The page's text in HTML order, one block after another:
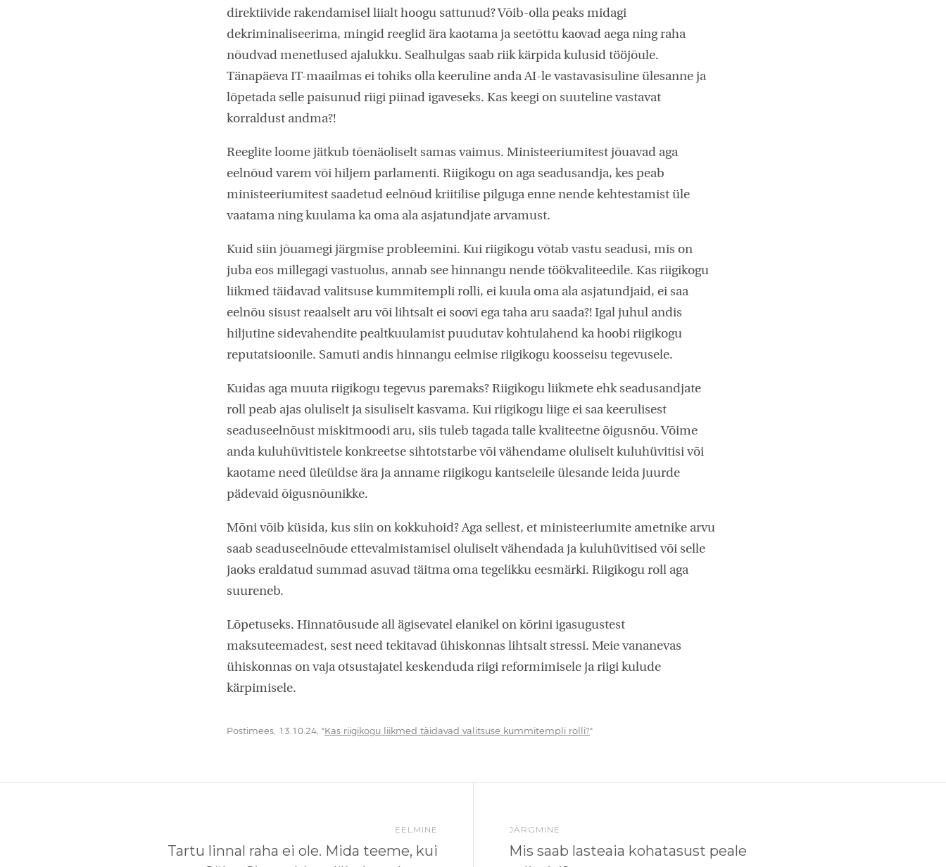
direktiivide rakendamisel liialt hoogu sattunud? Võib-olla peaks midagi
dekriminaliseerima, mingid reeglid ära kaotama ja seetõttu kaovad aega ning raha
nõudvad menetlused ajalukku. Sealhulgas saab riik kärpida kulusid tööjõule.
Tänapäeva IT-maailmas ei tohiks olla keeruline anda AI-le vastavasisuline ülesanne ja
lõpetada selle paisunud riigi piinad igaveseks. Kas keegi on suuteline vastavat
korraldust andma?!
Reeglite loome jätkub tõenäoliselt samas vaimus. Ministeeriumitest jõuavad aga
eelnõud varem või hiljem parlamenti. Riigikogu on aga seadusandja, kes peab
ministeeriumitest saadetud eelnõud kriitilise pilguga enne nende kehtestamist üle
vaatama ning kuulama ka oma ala asjatundjate arvamust.
Kuid siin jõuamegi järgmise probleemini. Kui riigikogu võtab vastu seadusi, mis on
juba eos millegagi vastuolus, annab see hinnangu nende töökvaliteedile. Kas riigikogu
liikmed täidavad valitsuse kummitempli rolli, ei kuula oma ala asjatundjaid, ei saa
eelnõu sisust reaalselt aru või lihtsalt ei soovi ega taha aru saada?! Igal juhul andis
hiljutine sidevahendite pealtkuulamist puudutav kohtulahend ka hoobi riigikogu
reputatsioonile. Samuti andis hinnangu eelmise riigikogu koosseisu tegevusele.
Kuidas aga muuta riigikogu tegevus paremaks? Riigikogu liikmete ehk seadusandjate
roll peab ajas oluliselt ja sisuliselt kasvama. Kui riigikogu liige ei saa keerulisest
seaduseelnõust miskitmoodi aru, siis tuleb tagada talle kvaliteetne õigusnõu. Võime
anda kuluhüvitistele konkreetse sihtotstarbe või vähendame oluliselt kuluhüvitisi või
kaotame need üleüldse ära ja anname riigikogu kantseleile ülesande leida juurde
pädevaid õigusnõunikke.
Mõni võib küsida, kus siin on kokkuhoid? Aga sellest, et ministeeriumite ametnike arvu
saab seaduseelnõude ettevalmistamisel oluliselt vähendada ja kuluhüvitised või selle
jaoks eraldatud summad asuvad täitma oma tegelikku eesmärki. Riigikogu roll aga
suureneb.
Lõpetuseks. Hinnatõusude all ägisevatel elanikel on kõrini igasugustest
maksuteemadest, sest need tekitavad ühiskonnas lihtsalt stressi. Meie vananevas
ühiskonnas on vaja otsustajatel keskenduda riigi reformimisele ja riigi kulude
kärpimisele.
Postimees, 13.10.24, "Kas riigikogu liikmed täidavad valitsuse kummitempli rolli?"
EELMINE
Tartu linnal raha ei ole. Mida teeme, kui
JÄRGMINE
Mis saab lasteaia kohatasust peale